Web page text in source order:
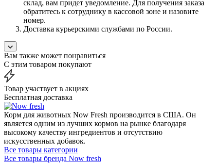
склад, вам придет уведомление. Для получения заказа
обратитесь к сотруднику в кассовой зоне и назовите
номер.
Доставка курьерскими службами по России.
Вам также может понравиться
С этим товаром покупают
Товар участвует в акциях
Бесплатная доставка
Корм для животных Now Fresh производится в США. Он
является одним из лучших кормов на рынке благодаря
высокому качеству ингредиентов и отсутствию
искусственных добавок.
Все товары категории
Все товары бренда Now fresh